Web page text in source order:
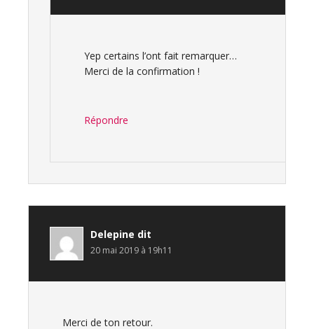
Yep certains l’ont fait remarquer…
Merci de la confirmation !
Répondre
Delepine dit
20 mai 2019 à 19h11
Merci de ton retour.